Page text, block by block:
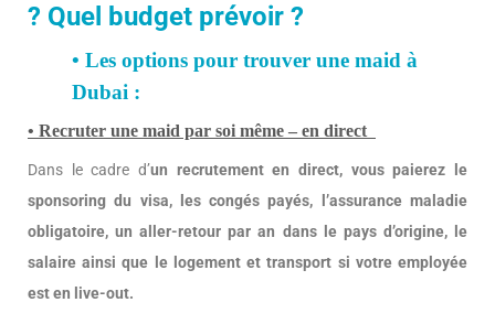
? Quel budget prévoir ?
• Les options pour trouver une maid à
Dubai :
• Recruter une maid par soi même – en direct
Dans le cadre d’un recrutement en direct, vous paierez le
sponsoring du visa, les congés payés, l’assurance maladie
obligatoire, un aller-retour par an dans le pays d’origine, le
salaire ainsi que le logement et transport si votre employée
est en live-out.